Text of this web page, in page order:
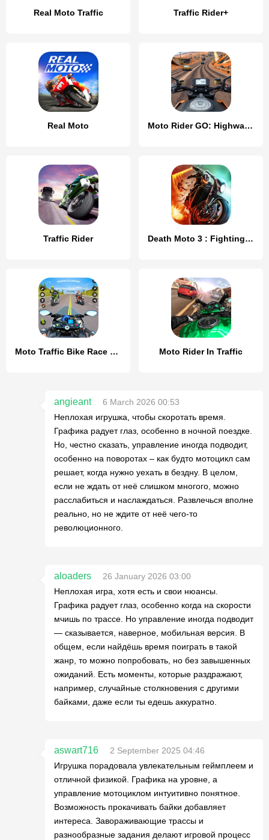
Real Moto Traffic Traffic Rider+
Real Moto Moto Rider GO: Highway Traffic
Traffic Rider Death Moto 3 : Fighting Rider
Moto Traffic Bike Race Game 3d Moto Rider In Traffic
angieant
6 March 2026 00:53
Неплохая игрушка, чтобы скоротать время.
Графика радует глаз, особенно в ночной поездке.
Но, честно сказать, управление иногда подводит,
особенно на поворотах – как будто мотоцикл сам
решает, когда нужно уехать в бездну. В целом,
если не ждать от неё слишком многого, можно
расслабиться и наслаждаться. Развлечься вполне
реально, но не ждите от неё чего-то
революционного.
aloaders
26 January 2026 03:00
Неплохая игра, хотя есть и свои нюансы.
Графика радует глаз, особенно когда на скорости
мчишь по трассе. Но управление иногда подводит
— сказывается, наверное, мобильная версия. В
общем, если найдёшь время поиграть в такой
жанр, то можно попробовать, но без завышенных
ожиданий. Есть моменты, которые раздражают,
например, случайные столкновения с другими
байками, даже если ты едешь аккуратно.
aswart716
2 September 2025 04:46
Игрушка порадовала увлекательным геймплеем и
отличной физикой. Графика на уровне, а
управление мотоциклом интуитивно понятное.
Возможность прокачивать байки добавляет
интереса. Завораживающие трассы и
разнообразные задания делают игровой процесс